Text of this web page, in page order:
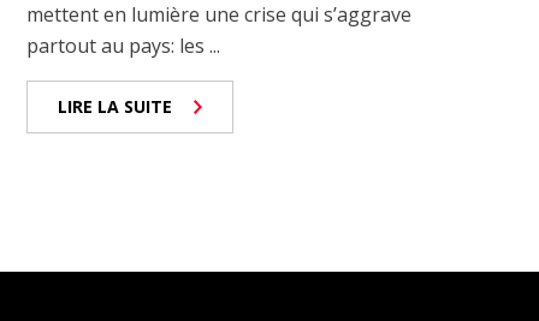
mettent en lumière une crise qui s’aggrave
partout au pays: les ...
LIRE LA SUITE